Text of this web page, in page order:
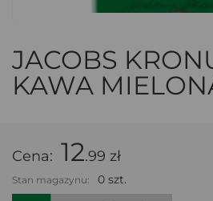
JACOBS
KAWA
Cena: 12.99 zł
Stan magazynu: 0 szt.